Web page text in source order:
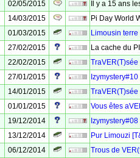
02/05/2015
Il y a 15 ans
14/03/2015
Pi Day World
01/03/2015
Limousin
27/02/2015
La cache du
22/02/2015
27/01/2015
14/01/2015
01/01/2015
Vous êtes
19/12/2014
13/12/2014
Pur Limouzi
06/12/2014
Trous de